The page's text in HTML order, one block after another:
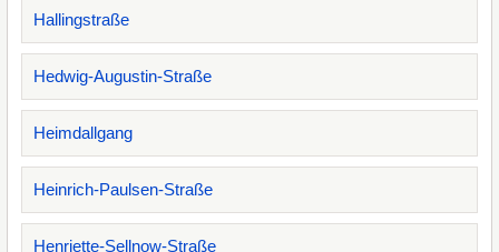
Hallingstraße
Hedwig-Augustin-Straße
Heimdallgang
Heinrich-Paulsen-Straße
Henriette-Sellnow-Straße